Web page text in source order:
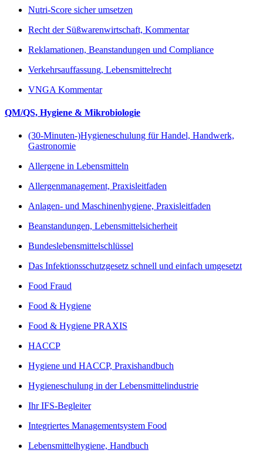
Nutri-Score sicher umsetzen
Recht der Süßwarenwirtschaft, Kommentar
Reklamationen, Beanstandungen und Compliance
Verkehrsauffassung, Lebensmittelrecht
VNGA Kommentar
QM/QS, Hygiene & Mikrobiologie
(30-Minuten-)Hygieneschulung für Handel, Handwerk,
Gastronomie
Allergene in Lebensmitteln
Allergenmanagement, Praxisleitfaden
Anlagen- und Maschinenhygiene, Praxisleitfaden
Beanstandungen, Lebensmittelsicherheit
Bundeslebensmittelschlüssel
Das Infektionsschutzgesetz schnell und einfach umgesetzt
Food Fraud
Food & Hygiene
Food & Hygiene PRAXIS
HACCP
Hygiene und HACCP, Praxishandbuch
Hygieneschulung in der Lebensmittelindustrie
Ihr IFS-Begleiter
Integriertes Managementsystem Food
Lebensmittelhygiene, Handbuch